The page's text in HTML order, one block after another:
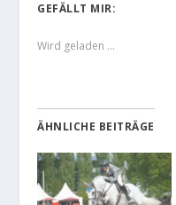
GEFÄLLT MIR:
Wird geladen …
ÄHNLICHE BEITRÄGE